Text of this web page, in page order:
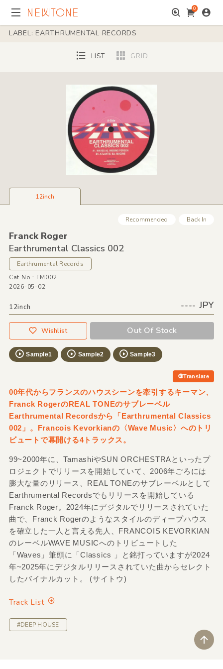
0
LABEL: EARTHRUMENTAL RECORDS
LIST GRID
12inch
Recommended Back In
Franck Roger
Earthrumental Classics 002
Earthrumental Records
Cat No.: EM002
2026-05-02
12inch ---- JPY
Wishlist Out Of Stock
Sample1 Sample2 Sample3
Translate
00年代からフランスのハウスシーンを牽引するキーマン、
Franck RogerのREAL TONEのサブレーベル
Earthrumental Recordsから「Earthrumental Classics
002」。Francois Kevorkianの〈Wave Music〉へのトリ
ビュートで幕開ける4トラックス。
99~2000年に、TamashiやSUN ORCHESTRAといったプ
ロジェクトでリリースを開始していて、2006年ごろには
膨大な量のリリース、REAL TONEのサブレーベルとして
Earthrumental Recordsでもリリースを開始している
Franck Roger。2024年にデジタルでリリースされていた
曲で、Franck Rogerのようなスタイルのディープハウス
を確立した一人と言える先人、FRANCOIS KEVORKIAN
のレーベルWAVE MUSICへのトリビュートした
「Waves」筆頭に「Classics 」と銘打っていますが2024
年~2025年にデジタルリリースされていた曲からセレクト
したバイナルカット。 (サイトウ)
Track List
#DEEP HOUSE